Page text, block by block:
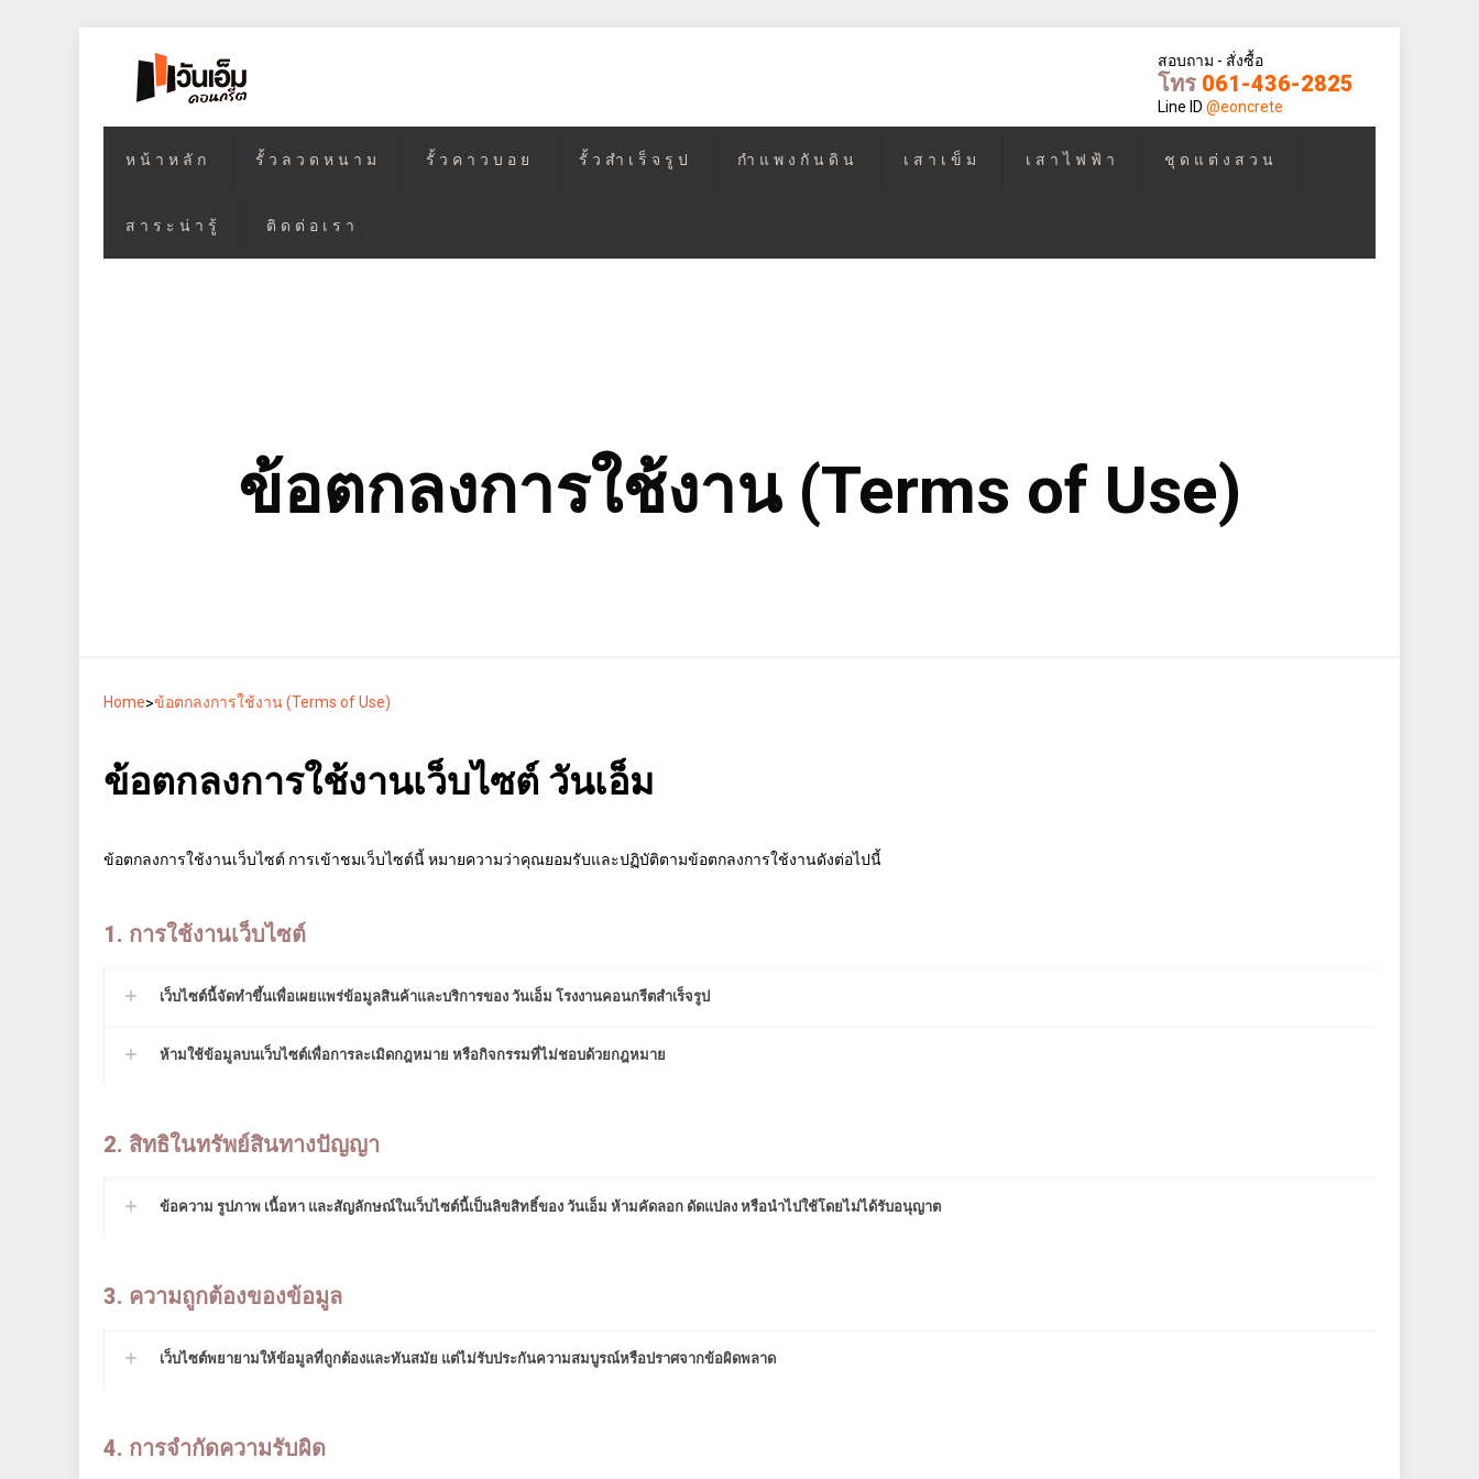
หน้าหลัก รั้วลวดหนาม รั้วคาวบอย รั้วสำเร็จรูป กำแพงกันดิน เสาเข็ม เสาไฟฟ้า ชุดแต่งสวน
สาระน่ารู้ ติดต่อเรา
สอบถาม - สั่งซื้อ
โทร 061-436-2825
Line ID @eoncrete
ข้อตกลงการใช้งาน (Terms of Use)
Home>ข้อตกลงการใช้งาน (Terms of Use)
ข้อตกลงการใช้งานเว็บไซต์ วันเอ็ม
ข้อตกลงการใช้งานเว็บไซต์ การเข้าชมเว็บไซต์นี้ หมายความว่าคุณยอมรับและปฏิบัติตามข้อตกลงการใช้งานดังต่อไปนี้
1. การใช้งานเว็บไซต์
เว็บไซต์นี้จัดทำขึ้นเพื่อเผยแพร่ข้อมูลสินค้าและบริการของ วันเอ็ม โรงงานคอนกรีตสำเร็จรูป
ห้ามใช้ข้อมูลบนเว็บไซต์เพื่อการละเมิดกฎหมาย หรือกิจกรรมที่ไม่ชอบด้วยกฎหมาย
2. สิทธิในทรัพย์สินทางปัญญา
ข้อความ รูปภาพ เนื้อหา และสัญลักษณ์ในเว็บไซต์นี้เป็นลิขสิทธิ์ของ วันเอ็ม ห้ามคัดลอก ดัดแปลง หรือนำไปใช้โดยไม่ได้รับอนุญาต
3. ความถูกต้องของข้อมูล
เว็บไซต์พยายามให้ข้อมูลที่ถูกต้องและทันสมัย แต่ไม่รับประกันความสมบูรณ์หรือปราศจากข้อผิดพลาด
4. การจำกัดความรับผิด